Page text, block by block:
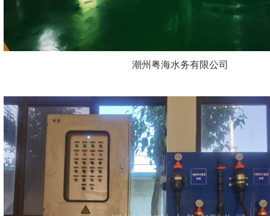
潮州粤海水务有限公司